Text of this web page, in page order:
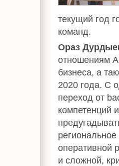
текущий год
команд.
Ораз
отношениям
бизнеса, а
2020 года. С
переход от
компетенций
оперативной
и сложной,